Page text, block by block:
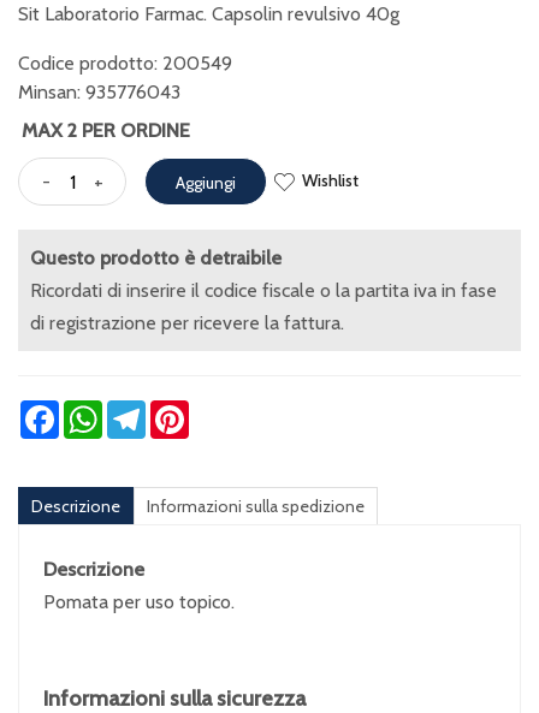
Sit Laboratorio Farmac. Capsolin revulsivo 40g
Codice prodotto: 200549
Minsan: 935776043
MAX 2 PER ORDINE
- + Aggiungi Wishlist
Questo prodotto è detraibile
Ricordati di inserire il codice fiscale o la partita iva in fase
di registrazione per ricevere la fattura.
FacebookWhatsApp
Telegram
Descrizione Informazioni sulla spedizione
Descrizione
Pomata per uso topico.
Informazioni sulla sicurezza